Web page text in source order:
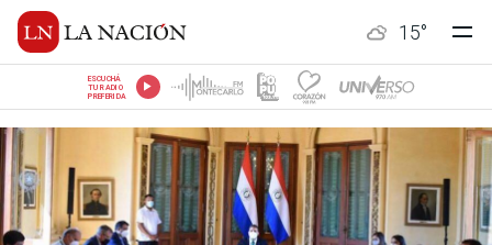
15°
ESCUCHÁ
TU RADIO
PREFERIDA